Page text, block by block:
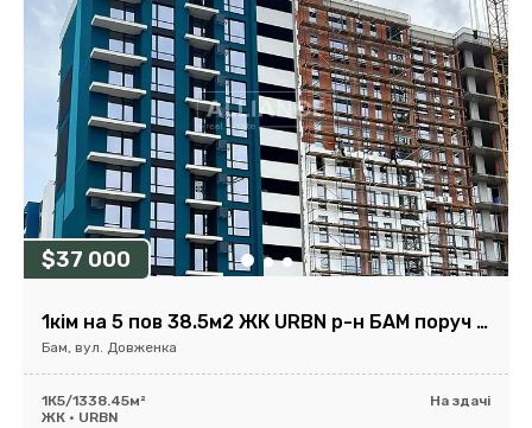
$37 000
1кім на 5 пов 38.5м2 ЖК URBN р-н БАМ поруч парк та озеро
Бам, вул. Довженка
1К5/1338.45м²
На здачі
ЖК • URBN